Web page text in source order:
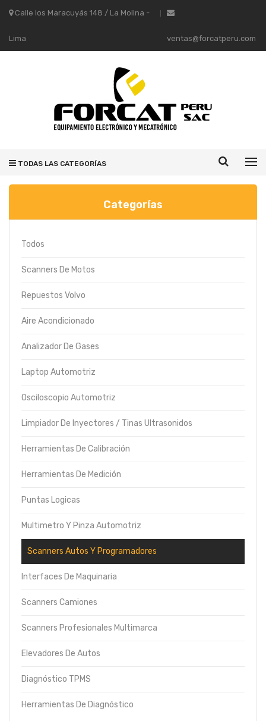
Calle los Maracuyás 148 / La Molina -
Lima ventas@forcatperu.com
TODAS LAS CATEGORÍAS
Categorías
Todos
Scanners De Motos
Repuestos Volvo
Aire Acondicionado
Analizador De Gases
Laptop Automotriz
Osciloscopio Automotriz
Limpiador De Inyectores / Tinas Ultrasonidos
Herramientas De Calibración
Herramientas De Medición
Puntas Logicas
Multimetro Y Pinza Automotriz
Scanners Autos Y Programadores
Interfaces De Maquinaria
Scanners Camiones
Scanners Profesionales Multimarca
Elevadores De Autos
Diagnóstico TPMS
Herramientas De Diagnóstico